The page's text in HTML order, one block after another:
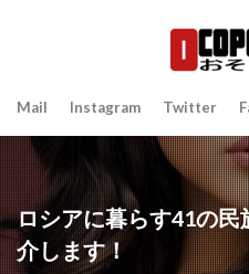
Mail Instagram Twitter
ロシアに暮らす41の
介します！